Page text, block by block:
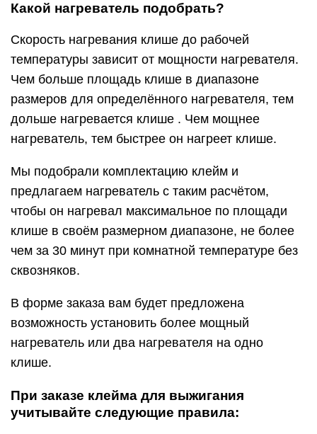
Какой нагреватель подобрать?
Скорость нагревания клише до рабочей
температуры зависит от мощности нагревателя.
Чем больше площадь клише в диапазоне
размеров для определённого нагревателя, тем
дольше нагревается клише . Чем мощнее
нагреватель, тем быстрее он нагреет клише.
Мы подобрали комплектацию клейм и
предлагаем нагреватель с таким расчётом,
чтобы он нагревал максимальное по площади
клише в своём размерном диапазоне, не более
чем за 30 минут при комнатной температуре без
сквозняков.
В форме заказа вам будет предложена
возможность установить более мощный
нагреватель или два нагревателя на одно
клише.
При заказе клейма для выжигания
учитывайте следующие правила: